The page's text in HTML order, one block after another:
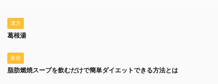
漢方
葛根湯
美容
脂肪燃焼スープを飲むだけで簡単ダイエットできる方法とは